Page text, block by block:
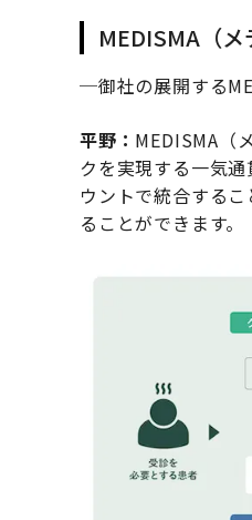
MEDISMA（
─御社の展開する
平野： MEDISMA（
クを実現する一気
ウントで統合する
ることができます。